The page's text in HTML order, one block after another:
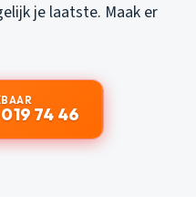
je laatste. Maak er
74 46